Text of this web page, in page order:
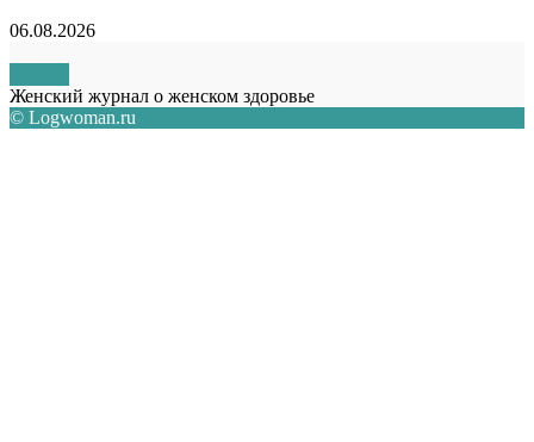
06.08.2026
Женский журнал о женском здоровье
© Logwoman.ru